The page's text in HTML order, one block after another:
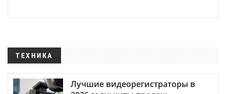
ТЕХНИКА
Лучшие видеорегистраторы в